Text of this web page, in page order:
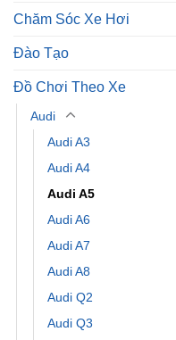
Chăm Sóc Xe Hơi
Đào Tạo
Đồ Chơi Theo Xe
Audi
Audi A3
Audi A4
Audi A5
Audi A6
Audi A7
Audi A8
Audi Q2
Audi Q3